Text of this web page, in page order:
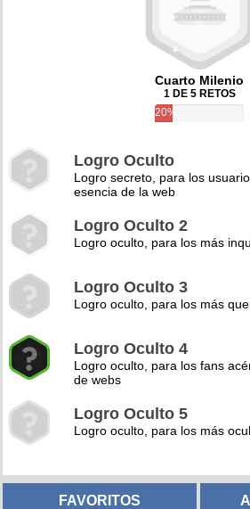
Cuarto Milenio
1 DE 5 RETOS
20%
Logro Oculto
Logro secreto, para los
esencia de la web
Logro Oculto 2
Logro oculto, para los más
Logro Oculto 3
Logro oculto, para los más
Logro Oculto 4
Logro oculto, para los fans
de webs
Logro Oculto 5
Logro oculto, para los más
FAVORITOS